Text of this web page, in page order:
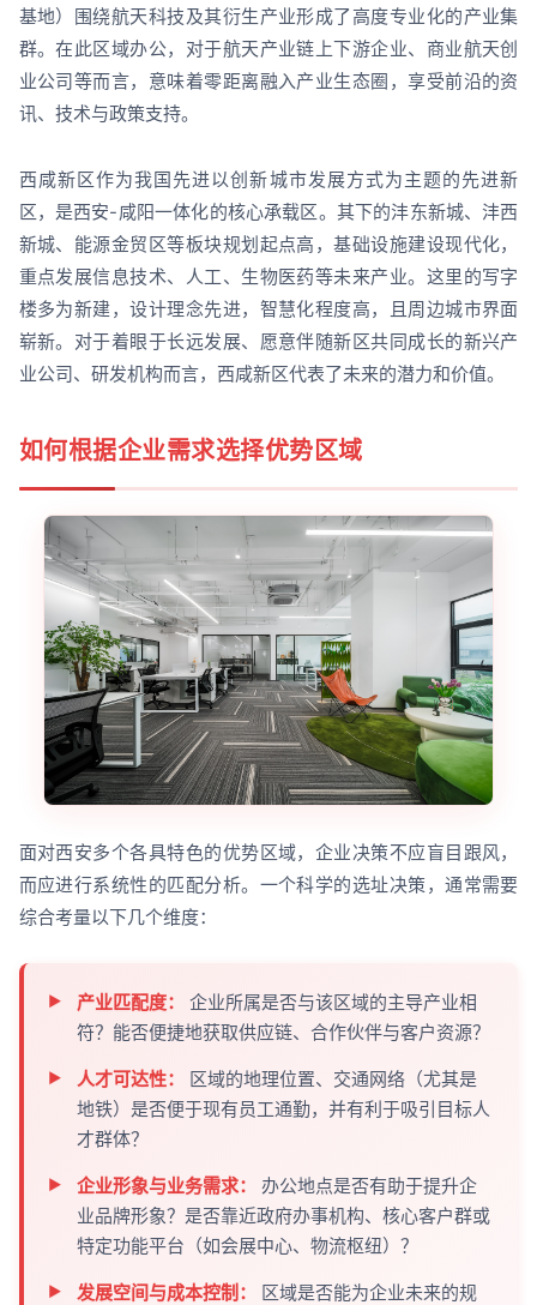
基地）围绕航天科技及其衍生产业形成了高度专业化的产业集
群。在此区域办公，对于航天产业链上下游企业、商业航天创
业公司等而言，意味着零距离融入产业生态圈，享受前沿的资
讯、技术与政策支持。
西咸新区作为我国先进以创新城市发展方式为主题的先进新
区，是西安-咸阳一体化的核心承载区。其下的沣东新城、沣西
新城、能源金贸区等板块规划起点高，基础设施建设现代化，
重点发展信息技术、人工、生物医药等未来产业。这里的写字
楼多为新建，设计理念先进，智慧化程度高，且周边城市界面
崭新。对于着眼于长远发展、愿意伴随新区共同成长的新兴产
业公司、研发机构而言，西咸新区代表了未来的潜力和价值。
如何根据企业需求选择优势区域
面对西安多个各具特色的优势区域，企业决策不应盲目跟风，
而应进行系统性的匹配分析。一个科学的选址决策，通常需要
综合考量以下几个维度：
产业匹配度：
企业所属是否与该区域的主导产业相
符？能否便捷地获取供应链、合作伙伴与客户资源？
人才可达性：
区域的地理位置、交通网络（尤其是
地铁）是否便于现有员工通勤，并有利于吸引目标人
才群体？
企业形象与业务需求：
办公地点是否有助于提升企
业品牌形象？是否靠近政府办事机构、核心客户群或
特定功能平台（如会展中心、物流枢纽）？
发展空间与成本控制：
区域是否能为企业未来的规